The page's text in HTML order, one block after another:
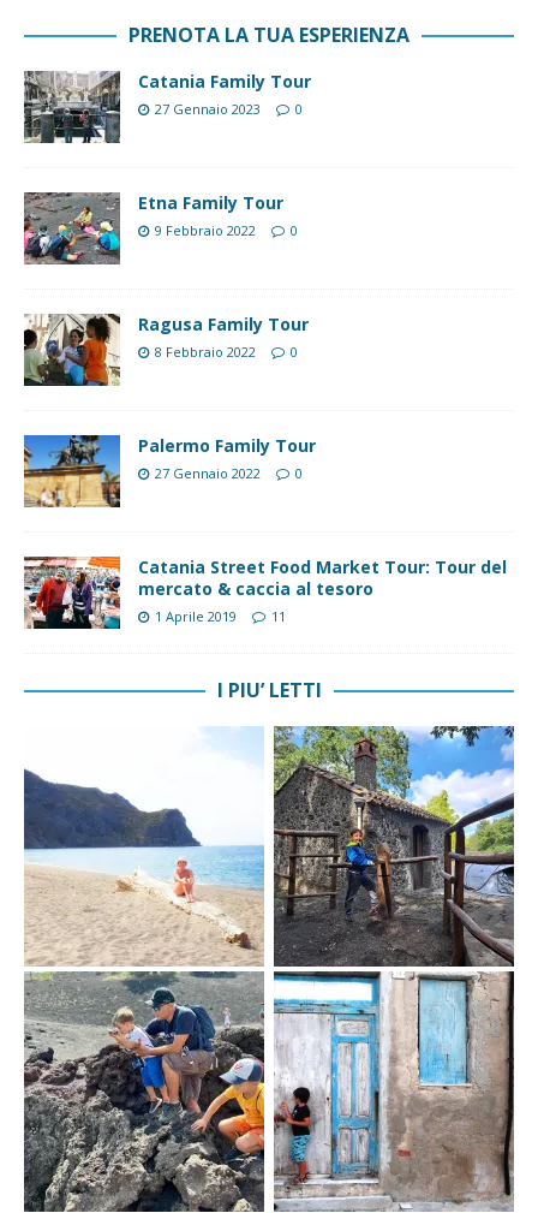
PRENOTA LA TUA ESPERIENZA
Catania Family Tour
27 Gennaio 2023 0
Etna Family Tour
9 Febbraio 2022 0
Ragusa Family Tour
8 Febbraio 2022 0
Palermo Family Tour
27 Gennaio 2022 0
Catania Street Food Market Tour: Tour del
mercato & caccia al tesoro
1 Aprile 2019 11
I PIU’ LETTI